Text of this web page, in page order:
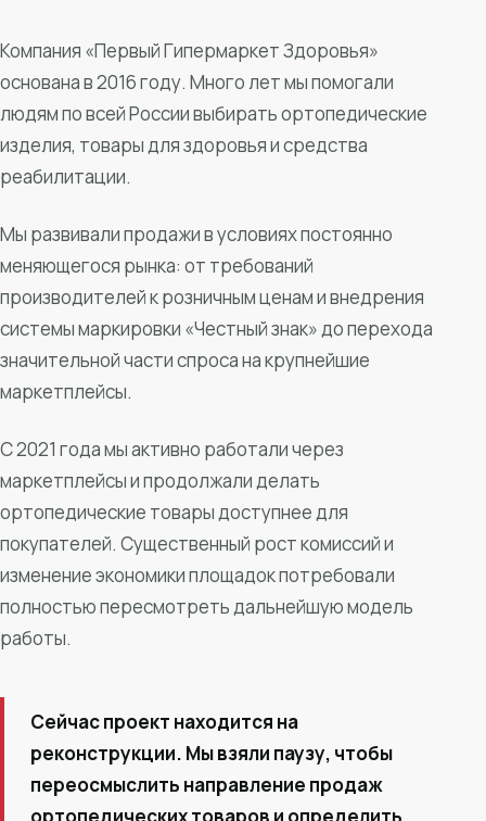
Компания «Первый Гипермаркет Здоровья»
основана в 2016 году. Много лет мы помогали
людям по всей России выбирать ортопедические
изделия, товары для здоровья и средства
реабилитации.
Мы развивали продажи в условиях постоянно
меняющегося рынка: от требований
производителей к розничным ценам и внедрения
системы маркировки «Честный знак» до перехода
значительной части спроса на крупнейшие
маркетплейсы.
С 2021 года мы активно работали через
маркетплейсы и продолжали делать
ортопедические товары доступнее для
покупателей. Существенный рост комиссий и
изменение экономики площадок потребовали
полностью пересмотреть дальнейшую модель
работы.
Сейчас проект находится на
реконструкции. Мы взяли паузу, чтобы
переосмыслить направление продаж